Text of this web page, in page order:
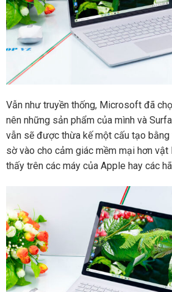
Vẫn như truyền thống, Microsoft đã
nên những sản phẩm của mình và
vẫn sẽ được thừa kế một cấu tạo bằng
sờ vào cho cảm giác mềm mại hơn vật
thấy trên các máy của Apple hay các